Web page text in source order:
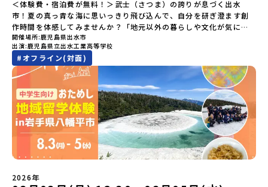
ので、ご了承ください。・お申し込みについてお申込はお一人様1回
限りです。PC・スマートフォンからお申込ください。申込後の内容
変更はできません。お申込時は、メールアドレスの入力間違いにご
注意ください。・宿泊について１室に複数(同性2～4名程度)で宿泊
いただく予定です。・食事アレルギー対応について個別の詳細なア
レルギー対応希望にはお応えしかねる場合がございます。対応が必
要な場合は必ず事前にご相談ください。・参加取消や急遽参加でき
なくなった場合について参加決定後の参加お取り消しはご遠慮下さ
い。やむを得ないお取り消しの場合はお早めに事務局までご連絡く
ださい。・キャンセルポリシーやむを得ない参加お取り消しの場
合、以下のルールに沿って対応させていただきます。ご了承くださ
い。プログラム開催日の前日＜7月3日＞から、【キャンセルのご連
絡日：お支払いいただく旅行代金】・21日目にあたる日以前：無
料・20日目-8日目：20％・7日目-2日目：30％・プログラム開始日
加またはプログラム開始後の解除：100％・催行中止について天候な
に新千歳空港を出発する便で手配ください。【対象】中学2年生、中
学3年生【宿泊先】ゲストハウス ヤント※ドミトリータイプの2段ベ
ッド（1室2～4名）で宿泊いただく予定です。【旅行代金】無料※旅
行代金に含まれる費用のうち、以下の内容が無料となります・宿泊
費（2泊分）・プログラム内のアクティビティ・体験費用・一部の食
事代※以下の費用は参加者のご負担となります・集合場所までの往
復交通費・お土産代や自由時間の個人飲食費などの個人的費用【募
集人数】最大10名（お申し込み多数の場合は抽選の上決定）【参加
者決定】お申し込み多数の場合は、締め切り後1週間を目途に当落結
果をご連絡いたします。【申し込み受付締切】4月30日(木)12：00
から 5月14日(木) 12：00まで疑問も不安もワクワクに変える！「お
ためし地域留学」ステップアップ説明会プログラムの内容を詳しく
知りたい方や、お申し込みを迷われている方向けにZoomでのオン
ライン配信を行います。知りたい情報のレベルに合わせて、以下の2
つのステップをご活用ください。【STEP 1】全体オンライン説明会
（アーカイブ動画を公開中！）〜まずは「おためし地域留学」を知
りたい方へ〜日本全国20以上の地域から選んで参加できる「おため
ンティアスピリッツに触れるアクティビティへ出発！農業からロケ
ットまで本物の現場を体感し、他では味わえない体験を五感をフル
につかって楽しむことができます🎵大樹高校は、農業から宇宙まで
「町のぜんぶが教科書」！大樹高校の学びは、ただ教室の机に座っ
ているだけではありません！農業や漁業から、最先端の宇宙科学ま
で「町のぜんぶが教科書」 です。先輩たちは「地域探究」の授業
や、放課後の「地域探究サークル」を通して、学校の外へどんどん
飛び出し町の人たちと一緒にリアルな課題解決にチャレンジしてい
ます。そんな先輩たちとの交流がきっと「未来の自分」のヒントが
見つかるはず！ あたたかい町の人たちや先輩たちとの出会いが待っ
ている北海道大樹町へ、あなたの世界をグッと広げる特別な旅に出
発しませんか？ 体験のおすすめポイント体験プログラム内容（予
定）＜１日目＞（PM）「オリエンテーション・自己紹介ワーク」
「大樹町の自然を満喫」 -先人の知恵と夢を体験「砂金堀」 -川
樹高校見学・寮見学」 -大樹高校の特徴を知る学校体験 -高校生
＜体験費・宿泊費が無料！＞武士（さつま）の誇りが息づく出水
市！夏の真っ青な海に思いっきり飛び込んで、自分を研ぎ澄ます創
作時間を体感してみませんか？「地元以外の暮らしや文化が気にな
る。いつか留学してみたい！」「自分の進学や将来の可能性をもっ
とひらきたい！」「ものづくりや工業高校に興味がある！」そんな
中学生のみなさんにおすすめ！「おためし地域留学」は、日本全国
約200の高校と連携し、地域の枠を超えて学校生活を送る「地域みら
い留学」をプチ体験できるプログラムです。はじめてのひとり旅で
も安心！現地でもスタッフがしっかりとサポートいたします。今回
のフィールドは「鹿児島県 出水市（いずみし）出水工業高校」出水
市（いずみし）は、鹿児島県の玄関口にあるまち。ここでしか見ら
れない景色と、地元の人たちがずっと大切にしてきたものがありま
す。400年前から続く「武士の道」を歩く昔、武士たちがまちを守る
ために築いた「出水麓（いずみふもと）武家屋敷群」。今も残る約
150軒のお屋敷のほとんどに、今も人が住んでいます。400年前の武
士が歩いた道を、自分の足で歩く。まるで、まち全体がタイムカプ
開催場所 鹿児島県出水市
出演 鹿児島県立出水工業高等学校
#オフライン(対面)
2026年